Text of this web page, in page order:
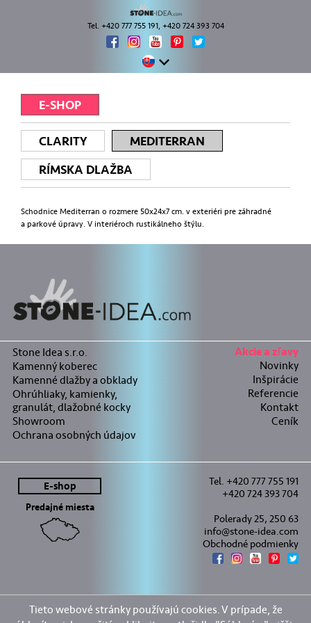
Tel. +420 777 755 191, +420 724 393 704
E-SHOP
CLARITY
MEDITERRAN
RÍMSKA DLAŽBA
Schodnice Mediterran o rozmere 50x24x7 cm. v exteriéri pre záhradné
a parkové úpravy. V interiéroch rustikálneho štýlu.
Stone Idea s.r.o.
Kamenný koberec
Kamenné dlažby a obklady
Ohrúhliaky, kamienky,
granulát, dlažobné kocky
Showroom
Ochrana osobných údajov
Akcie a zľavy
Novinky
Inšpirácie
Referencie
Kontakt
Ceník
E-shop
Predajné miesta
Tel. +420 777 755 191
+420 724 393 704
Polerady 25, 250 63
info@stone-idea.com
Obchodné podmienky
Tieto webové stránky používajú cookies. V prípade, že